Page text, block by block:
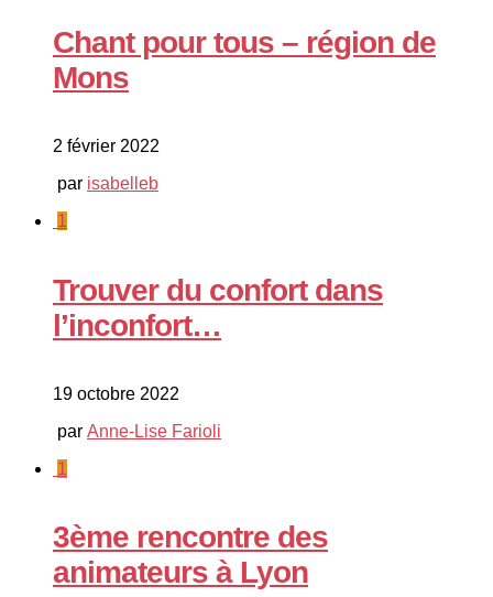
Chant pour tous – région de
Mons
2 février 2022
par isabelleb
1
Trouver du confort dans
l’inconfort…
19 octobre 2022
par Anne-Lise Farioli
1
3ème rencontre des
animateurs à Lyon